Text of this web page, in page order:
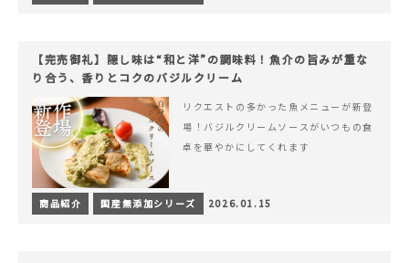
【完売御礼】隠し味は“和と洋”の調味料！魚介の旨みが重な
り合う、香りとコクのバジルクリーム
リクエストの多かった魚メニューが新登
場！バジルクリームソースがいつもの食
卓を華やかにしてくれます
商品紹介 国産無添加シリーズ 2026.01.15